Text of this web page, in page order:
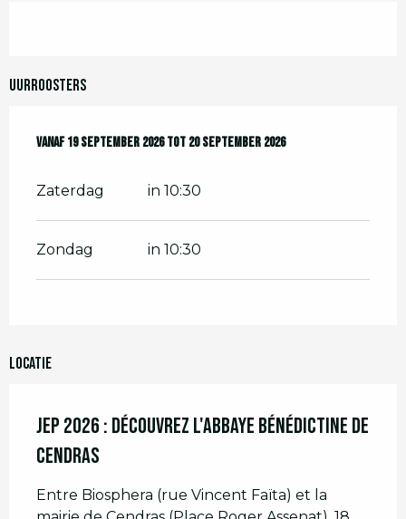
Uurroosters
Vanaf19 september 2026tot 20 september 2026
Vanaf19 september 2026tot 20 september 2026
Zaterdag in 10:30
Zondag in 10:30
Locatie
JEP 2026 : Découvrez l'Abbaye bénédictine de
Cendras
Entre Biosphera (rue Vincent Faïta) et la